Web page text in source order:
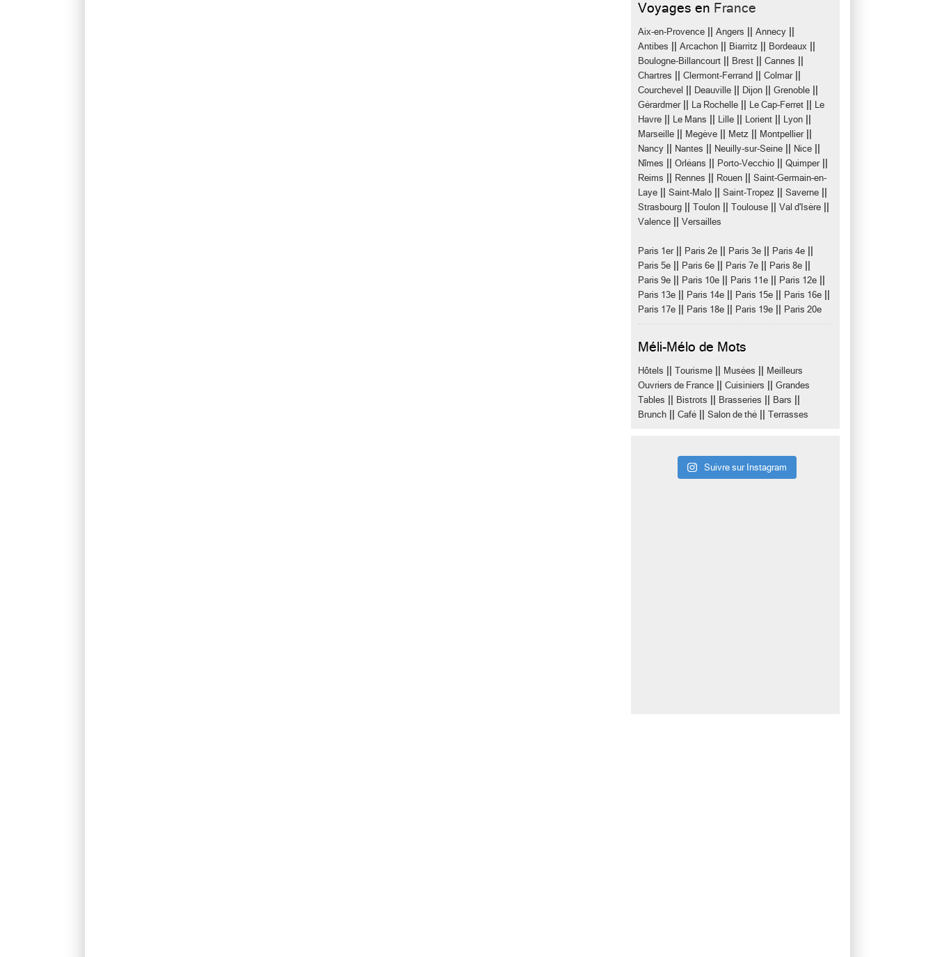
Voyages en France
Aix-en-Provence Angers Annecy
Antibes Arcachon Biarritz Bordeaux
Boulogne-Billancourt Brest Cannes
Chartres Clermont-Ferrand Colmar||
Courchevel Deauville Dijon Grenoble
Gérardmer|| La Rochelle Le Cap-Ferret
Le
Havre
Le Mans Lille Lorient Lyon
Marseille Megève Metz Montpellier||
Nancy Nantes Neuilly-sur-Seine Nice
Nîmes Orléans Porto-Vecchio Quimper||
Reims Rennes Rouen
Saint-Germain-en-
Laye
Saint-Malo Saint-Tropez Saverne
Strasbourg Toulon Toulouse Val d'Isère
Valence Versailles
Paris 1er|| Paris 2e Paris 3e Paris 4e
Paris 5e Paris 6e Paris 7e Paris 8e
Paris 9e Paris 10e Paris 11e Paris 12e
Paris 13e Paris 14e Paris 15e Paris 16e
Paris 17e Paris 18e Paris 19e Paris 20e
Méli-Mélo de Mots
Hôtels Tourisme Musées
Meilleurs
Ouvriers de France
Cuisiniers
Grandes
Tables
Bistrots Brasseries Bars
Brunch Café Salon de thé Terrasses
Suivre sur Instagram